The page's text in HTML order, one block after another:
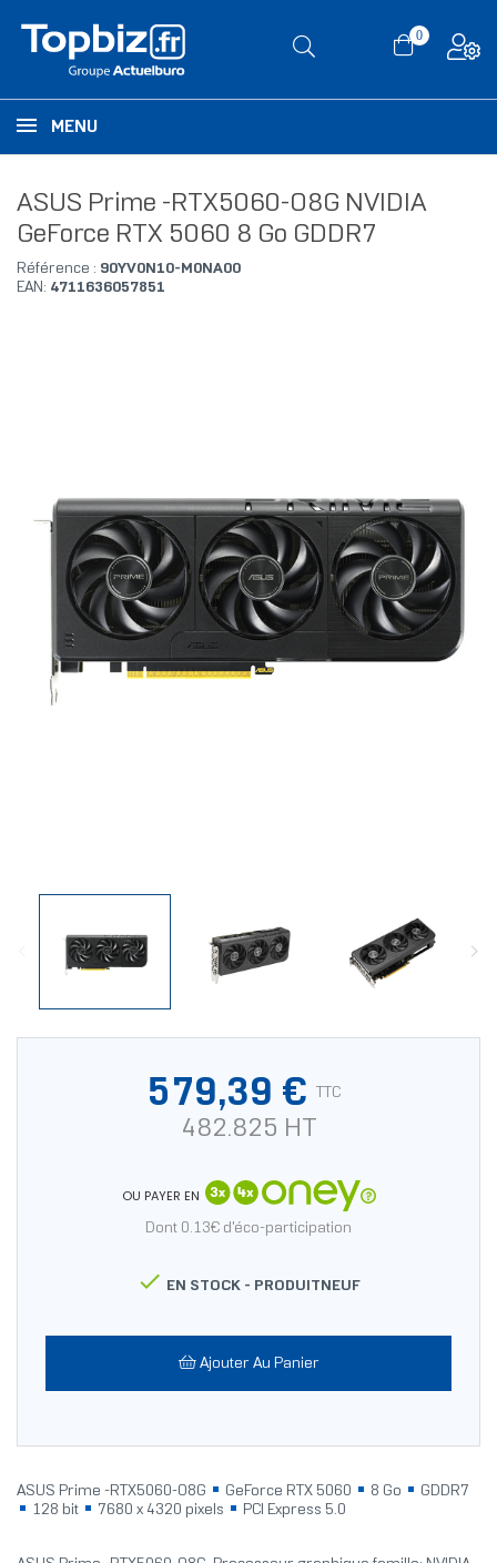
0
MENU
ASUS Prime -RTX5060-O8G NVIDIA
GeForce RTX 5060 8 Go GDDR7
Référence : 90YV0N10-M0NA00
EAN: 4711636057851
579,39 € TTC
482.825 HT
OU PAYER EN
Dont 0.13€ d'éco-participation
 EN STOCK - PRODUITNEUF
Ajouter Au Panier
ASUS Prime -RTX5060-O8G GeForce RTX 5060 8 Go
GDDR7
128 bit
7680 x 4320 pixels PCI Express 5.0